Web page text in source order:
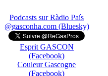
Podcasts sur Ràdio País
@gasconha.com (Bluesky)
Esprit GASCON
(Facebook)
Couleur Gascogne
(Facebook)